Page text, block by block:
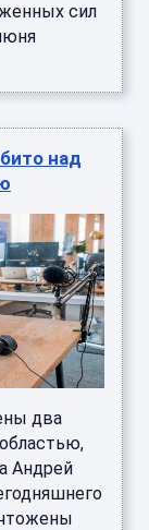
сил
над
два
Андрей